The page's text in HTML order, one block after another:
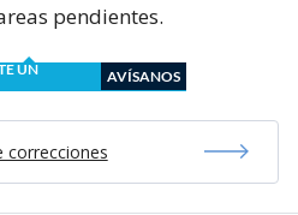
pendientes.
UN
AVÍSANOS
correcciones